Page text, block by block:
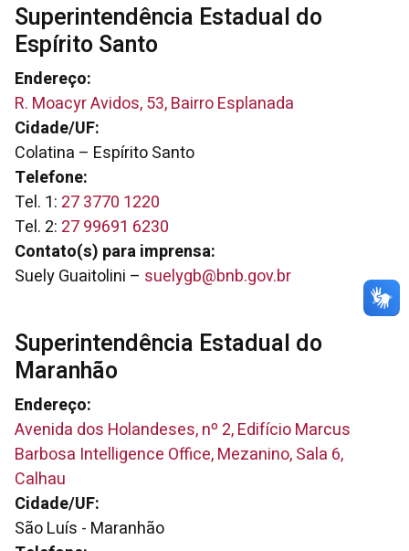
Superintendência Estadual do
Espírito Santo
Endereço:
R. Moacyr Avidos, 53, Bairro Esplanada
Cidade/UF:
Colatina – Espírito Santo
Telefone:
Tel. 1: 27 3770 1220
Tel. 2: 27 99691 6230
Contato(s) para imprensa:
Suely Guaitolini – suelygb@bnb.gov.br
Superintendência Estadual do
Maranhão
Endereço:
Avenida dos Holandeses, nº 2, Edifício Marcus
Barbosa Intelligence Office, Mezanino, Sala 6,
Calhau
Cidade/UF:
São Luís - Maranhão